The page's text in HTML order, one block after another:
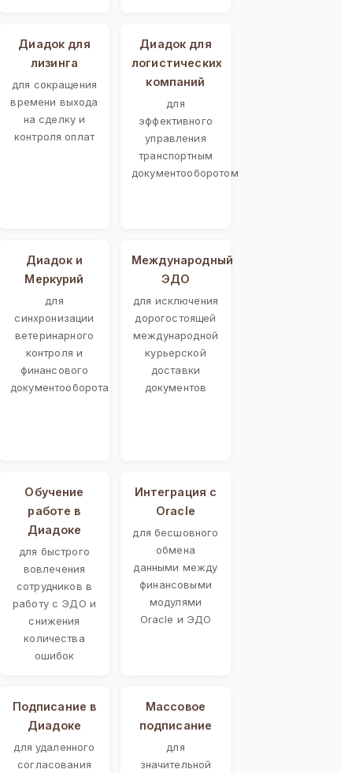
Диадок для
лизинга
для сокращения
времени выхода
на сделку и
контроля оплат
Диадок для
логистических
компаний
для
эффективного
управления
транспортным
документооборотом
Диадок и
Меркурий
для
синхронизации
ветеринарного
контроля и
финансового
документооборота
Международный
ЭДО
для исключения
дорогостоящей
международной
курьерской
доставки
документов
Обучение
работе в
Диадоке
для быстрого
вовлечения
сотрудников в
работу с ЭДО и
снижения
количества
ошибок
Интеграция с
Oracle
для бесшовного
обмена
данными между
финансовыми
модулями
Oracle и ЭДО
Подписание в
Диадоке
для удаленного
согласования
Массовое
подписание
для
значительной